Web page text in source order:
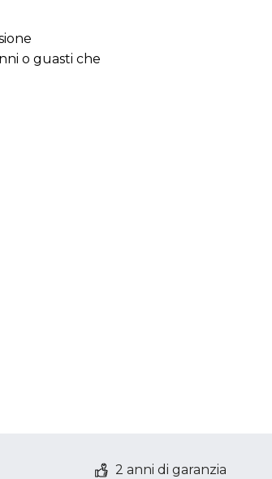
o guasti che
2 anni di garanzia